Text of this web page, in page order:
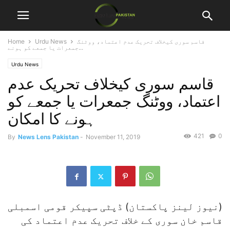
Home Urdu News
قاسم سوری کیخلاف تحریک عدم اعتماد، ووٹنگ
جمعرات یا جمعے کو ہونے...
Urdu News
قاسم سوری کیخلاف تحریک عدم
اعتماد، ووٹنگ جمعرات یا جمعے کو
ہونے کا امکان
By News Lens Pakistan - November 11, 2019 0
421
(نیوز لینز پاکستان) ڈپٹی سپیکر قومی اسمبلی
قاسم خان سوری کے خلاف تحریک عدم اعتماد کی